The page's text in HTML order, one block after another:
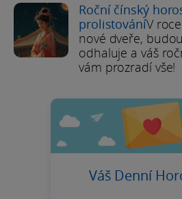
Roční čínský
prolistováníV
nové dveře,
odhaluje a váš
vám prozradí vše!
Váš Denní